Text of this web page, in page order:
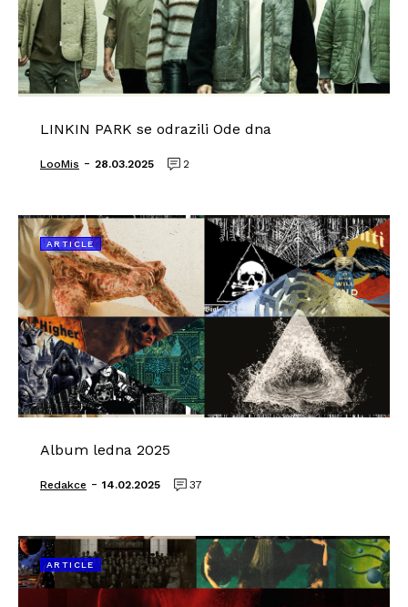
LINKIN PARK se odrazili Ode dna
LooMis - 28.03.2025 2
ARTICLE
Album ledna 2025
Redakce - 14.02.2025 37
ARTICLE